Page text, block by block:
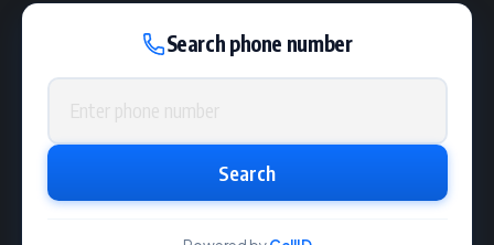
Search phone number
Phone number
Search